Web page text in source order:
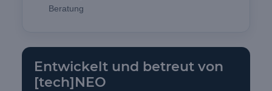
Beratung
Entwickelt und betreut von
[tech]NEO